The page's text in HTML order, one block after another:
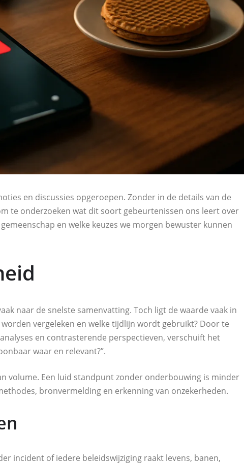
en discussies opgeroepen. Zonder in de details van de
te onderzoeken wat dit soort gebeurtenissen ons leert over
en welke keuzes we morgen bewuster kunnen
naar de snelste samenvatting. Toch ligt de waarde vaak in
vergeleken en welke tijdlijn wordt gebruikt? Door te
en contrasterende perspectieven, verschuift het
waar en relevant?”.
volume. Een luid standpunt zonder onderbouwing is minder
bronvermelding en erkenning van onzekerheden.
incident of iedere beleidswijziging raakt levens, banen,